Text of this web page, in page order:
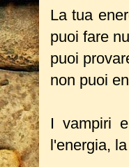
La tua
puoi fare
puoi
non puoi
I vampiri
l'energia,